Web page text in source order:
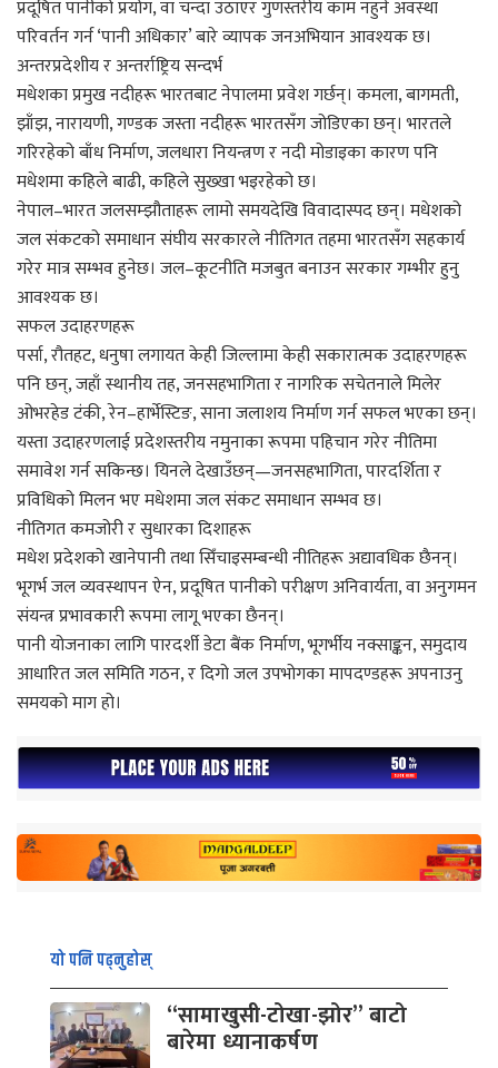
प्रदूषित पानीको प्रयोग, वा चन्दा उठाएर गुणस्तरीय काम नहुने अवस्था
परिवर्तन गर्न ‘पानी अधिकार’ बारे व्यापक जनअभियान आवश्यक छ।
अन्तरप्रदेशीय र अन्तर्राष्ट्रिय सन्दर्भ
मधेशका प्रमुख नदीहरू भारतबाट नेपालमा प्रवेश गर्छन्। कमला, बागमती,
झाँझ, नारायणी, गण्डक जस्ता नदीहरू भारतसँग जोडिएका छन्। भारतले
गरिरहेको बाँध निर्माण, जलधारा नियन्त्रण र नदी मोडाइका कारण पनि
मधेशमा कहिले बाढी, कहिले सुख्खा भइरहेको छ।
नेपाल–भारत जलसम्झौताहरू लामो समयदेखि विवादास्पद छन्। मधेशको
जल संकटको समाधान संघीय सरकारले नीतिगत तहमा भारतसँग सहकार्य
गरेर मात्र सम्भव हुनेछ। जल–कूटनीति मजबुत बनाउन सरकार गम्भीर हुनु
आवश्यक छ।
सफल उदाहरणहरू
पर्सा, रौतहट, धनुषा लगायत केही जिल्लामा केही सकारात्मक उदाहरणहरू
पनि छन्, जहाँ स्थानीय तह, जनसहभागिता र नागरिक सचेतनाले मिलेर
ओभरहेड टंकी, रेन–हार्भेस्टिङ, साना जलाशय निर्माण गर्न सफल भएका छन्।
यस्ता उदाहरणलाई प्रदेशस्तरीय नमुनाका रूपमा पहिचान गरेर नीतिमा
समावेश गर्न सकिन्छ। यिनले देखाउँछन्—जनसहभागिता, पारदर्शिता र
प्रविधिको मिलन भए मधेशमा जल संकट समाधान सम्भव छ।
नीतिगत कमजोरी र सुधारका दिशाहरू
मधेश प्रदेशको खानेपानी तथा सिँचाइसम्बन्धी नीतिहरू अद्यावधिक छैनन्।
भूगर्भ जल व्यवस्थापन ऐन, प्रदूषित पानीको परीक्षण अनिवार्यता, वा अनुगमन
संयन्त्र प्रभावकारी रूपमा लागू भएका छैनन्।
पानी योजनाका लागि पारदर्शी डेटा बैंक निर्माण, भूगर्भीय नक्साङ्कन, समुदाय
आधारित जल समिति गठन, र दिगो जल उपभोगका मापदण्डहरू अपनाउनु
समयको माग हो।
यो पनि पढ्नुहोस्
“सामाखुसी-टोखा-झोर” बाटो
बारेमा ध्यानाकर्षण